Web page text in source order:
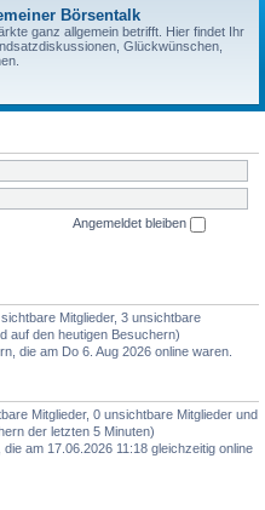
Börsentalk
ganz allgemein betrifft. Hier findet Ihr
Glückwünschen,
Angemeldet bleiben
Mitglieder, 3 unsichtbare
auf den heutigen Besuchern)
die am Do 6. Aug 2026 online waren.
Mitglieder, 0 unsichtbare Mitglieder und
der letzten 5 Minuten)
die am 17.06.2026 11:18 gleichzeitig online